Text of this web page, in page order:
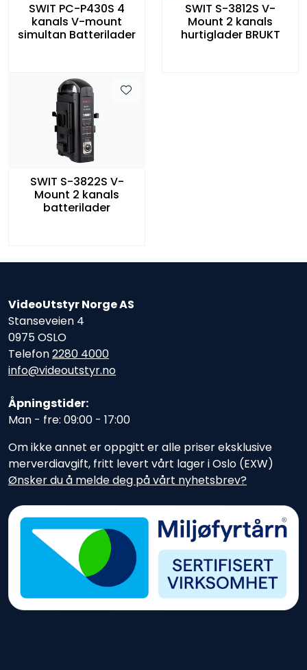
SWIT PC-P430S 4
kanals V-mount
simultan Batterilader
SWIT S-3812S V-
Mount 2 kanals
hurtiglader BRUKT
SWIT S-3822S V-
Mount 2 kanals
batterilader
VideoUtstyr Norge AS
Stanseveien 4
0975 OSLO
Telefon2280 4000
info@videoutstyr.no
Åpningstider:
Man - fre: 09:00 - 17:00
Om ikke annet er oppgitt er alle priser eksklusive
merverdiavgift, fritt levert vårt lager i Oslo (EXW)
Ønsker du å melde deg på vårt nyhetsbrev?